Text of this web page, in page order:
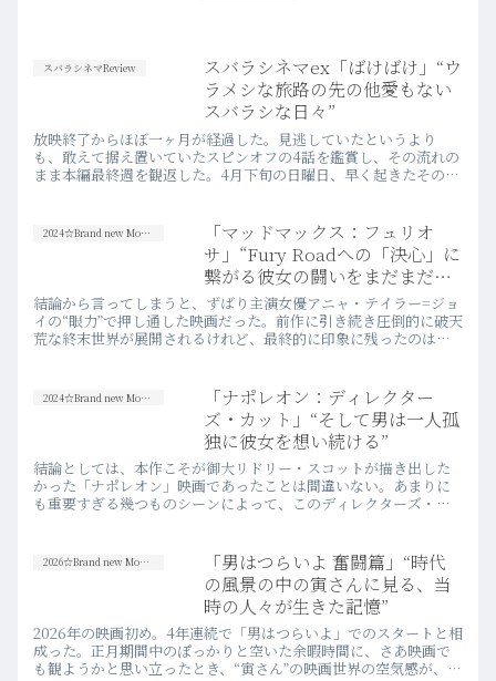
スバラシネマReview
スバラシネマex「ばけばけ」“ウ
ラメシな旅路の先の他愛もない
スバラシな日々”
放映終了からほぼ一ヶ月が経過した。見逃していたというより
も、敢えて据え置いていたスピンオフの4話を鑑賞し、その流れの
まま本編最終週を観返した。4月下旬の日曜日、早く起きたその朝
2024☆Brand new Movies
「マッドマックス：フュリオ
サ」“Fury Roadへの「決心」に
繋がる彼女の闘いをまだまだ観
たい”
結論から言ってしまうと、ずばり主演女優アニャ・テイラー=ジョ
イの“眼力”で押し通した映画だった。前作に引き続き圧倒的に破天
荒な終末世界が展開されるけれど、最終的に印象に残ったのは、
2024☆Brand new Movies
「ナポレオン：ディレクター
ズ・カット」“そして男は一人孤
独に彼女を想い続ける”
結論としては、本作こそが御大リドリー・スコットが描き出した
かった「ナポレオン」映画であったことは間違いない。あまりに
も重要すぎる幾つものシーンによって、このディレクターズ・カ
2026☆Brand new Movies
「男はつらいよ 奮闘篇」“時代
の風景の中の寅さんに見る、当
時の人々が生きた記憶”
2026年の映画初め。4年連続で「男はつらいよ」でのスタートと相
成った。正月期間中のぽっかりと空いた余暇時間に、さあ映画で
も観ようかと思い立ったとき、“寅さん”の映画世界の空気感が、妙